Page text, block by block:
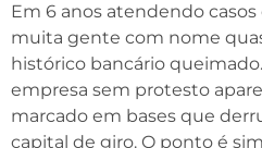
Em 6 anos atendendo
muita gente com nome
histórico bancário
empresa sem protesto
marcado em bases que
capital de giro. O ponto é